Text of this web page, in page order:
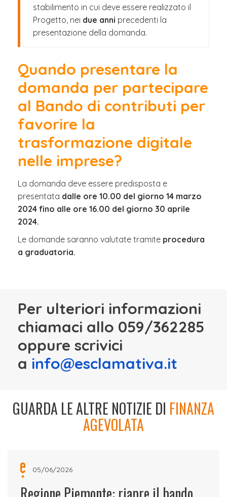
stabilimento in cui deve essere realizzato il
Progetto, nei due anni precedenti la
presentazione della domanda.
Quando presentare la
domanda per partecipare
al Bando di contributi per
favorire la
trasformazione digitale
nelle imprese?
La domanda deve essere predisposta e
presentata dalle ore 10.00 del giorno 14 marzo
2024 fino alle ore 16.00 del giorno 30 aprile
2024.
Le domande saranno valutate tramite procedura
a graduatoria.
Per ulteriori informazioni
chiamaci allo 059/362285
oppure scrivici
a info@esclamativa.it
GUARDA LE ALTRE NOTIZIE DI FINANZA
AGEVOLATA
05/06/2026